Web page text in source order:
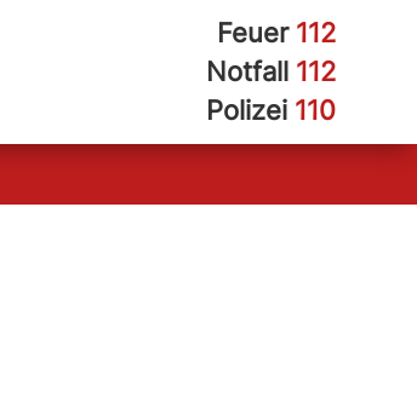
Feuer 112
Notfall 112
Polizei 110